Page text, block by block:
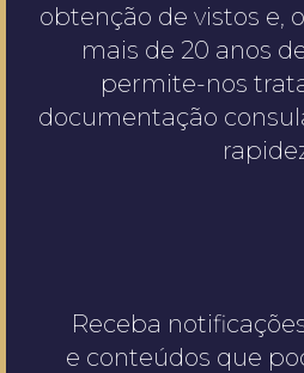
obtenção de vistos e,
mais de 20 anos
permite-nos
documentação
Receba
e conteúdos que